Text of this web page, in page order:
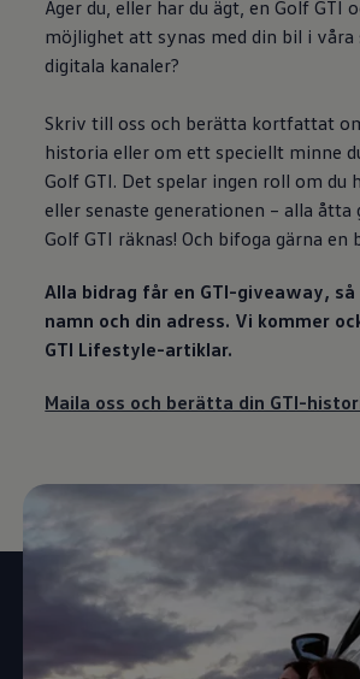
Äger du, eller har du ägt, en Golf GTI
möjlighet att synas med din bil i våra
digitala kanaler?
Skriv till oss och berätta kortfattat
historia eller om ett speciellt minne
Golf GTI. Det spelar ingen roll om du
eller senaste generationen – alla åtta
Golf GTI räknas! Och bifoga gärna en
Alla bidrag får en GTI-giveaway,
namn och din adress. Vi kommer
GTI Lifestyle-artiklar.
Maila oss och berätta din GTI-